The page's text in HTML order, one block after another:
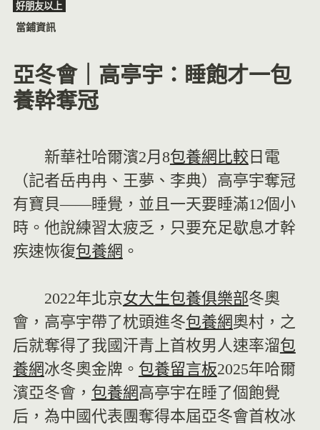
Skip
content
好朋友以上
當鋪資訊
亞冬會｜高亭宇：睡飽才一包
養幹奪冠
新華社哈爾濱2月8包養網比較 日電
（記者岳冉冉、王夢、李典）高亭宇奪冠
有寶貝——睡覺，並且一天要睡滿12個小
時。他說練習太疲乏，只要充足歇息才幹
疾速恢復包養網 。
2022年北京女大生包養俱樂部冬奧
會，高亭宇帶了枕頭進冬包養網奧村，之
后就奪得了我國汗青上首枚男人速率溜包
養網冰冬奧金牌。 包養留言板2025年哈爾
濱亞冬會， 包養網高亭宇在睡了個飽覺
后，為中國代表團奪得本屆亞冬會首枚冰